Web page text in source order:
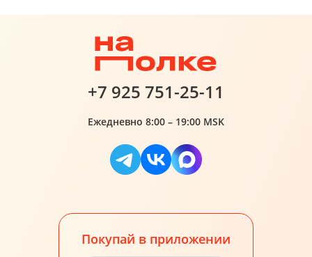
+7 925 751-25-11
Ежедневно 8:00 – 19:00 MSK
Покупай в приложении